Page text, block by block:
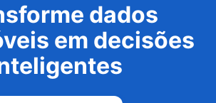
dados
em decisões